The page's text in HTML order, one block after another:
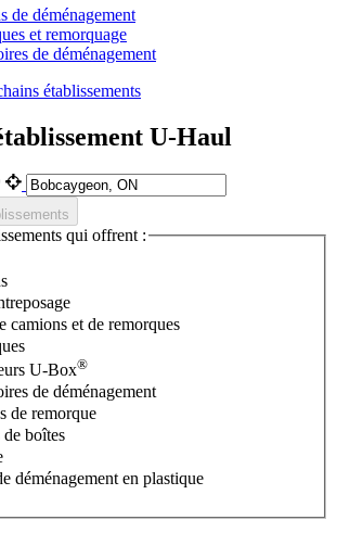
de déménagement
et remorquage
de déménagement
établissements
U-Haul
qui offrent :
camions et de remorques
U-Box®
de déménagement
de remorque
boîtes
déménagement en plastique